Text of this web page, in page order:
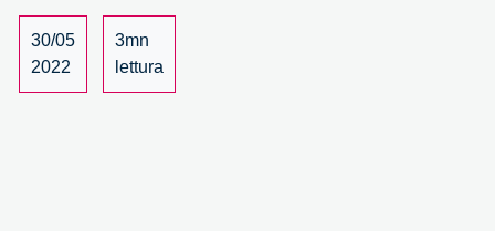
30/05
2022
3mn
lettura